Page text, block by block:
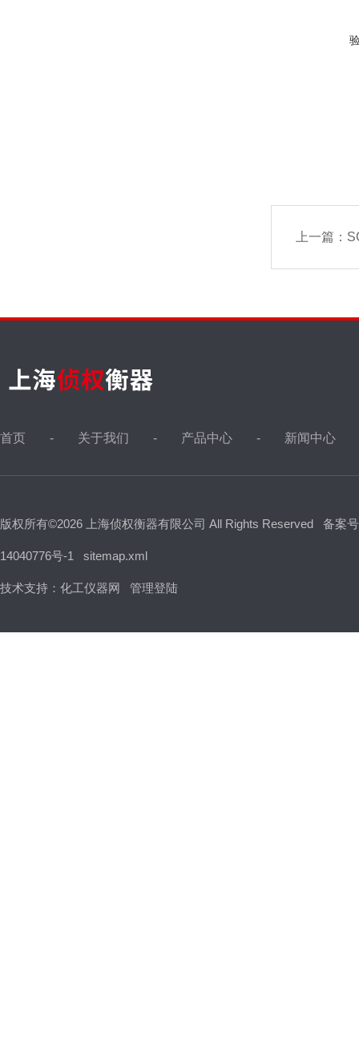
上一篇：
首页 关于我们 产品中心 新闻中心
版权所有©2026 上海侦权衡器有限公司 All Rights Reserved 备案
14040776号-1 sitemap.xml
技术支持： 化工仪器网 管理登陆